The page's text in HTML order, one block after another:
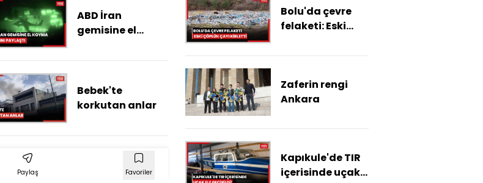
ABD İran
gemisine el
paylaştı
Bebek'te
korkutan anlar
Paylaş Favoriler
Bolu'da çevre
felaketi: Eski
kirletti
Zaferin rengi
Ankara
Kapıkule'de TIR
içerisinde uçak